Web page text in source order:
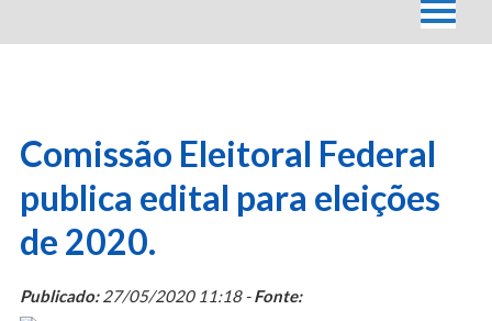
Comissão Eleitoral Federal
publica edital para eleições
de 2020.
Publicado:27/05/2020 11:18 -Fonte: